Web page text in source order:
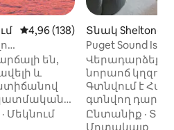
Միջին վարկանիշը՝ 5-ից
4,96 (138)
են,
և
· Մեկնում
Տնակ Shelton-
Puget Sound
համագումար
Վերադարձեք և
նորաոճ կղզու
Գտնվում է
գտնվող
թաղամասում ։ Փաջեթի և
Օլիմպիական
Ընտանիք ·
Մոտակայք